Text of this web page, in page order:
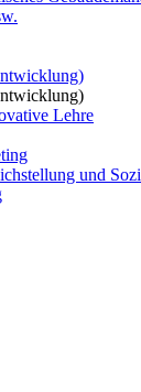
Lehre
und